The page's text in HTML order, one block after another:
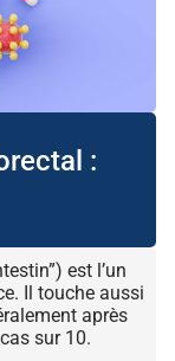
:
est l’un
Il touche aussi
après
sur 10.